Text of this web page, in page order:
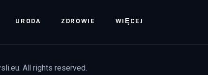
URODA ZDROWIE WIĘCEJ
All rights reserved.